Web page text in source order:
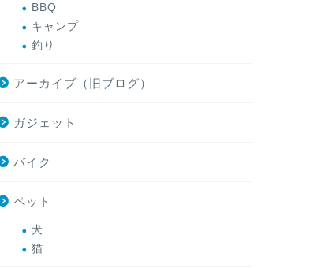
BBQ
キャンプ
釣り
アーカイブ（旧ブログ）
ガジェット
バイク
ペット
犬
猫